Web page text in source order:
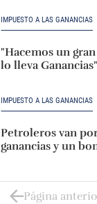
IMPUESTO A LAS GANANCIAS
"Hacemos un
lo lleva Ganancias"
IMPUESTO A LAS GANANCIAS
Petroleros van
ganancias y un
Página